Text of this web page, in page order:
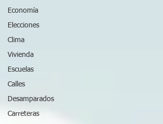
Economía
Elecciones
Clima
Vivienda
Escuelas
Calles
Desamparados
Carreteras